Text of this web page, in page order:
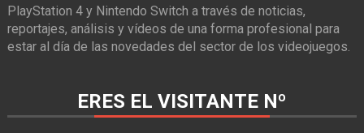
PlayStation 4 y Nintendo Switch a través de noticias,
reportajes, análisis y vídeos de una forma profesional para
estar al día de las novedades del sector de los videojuegos.
ERES EL VISITANTE Nº